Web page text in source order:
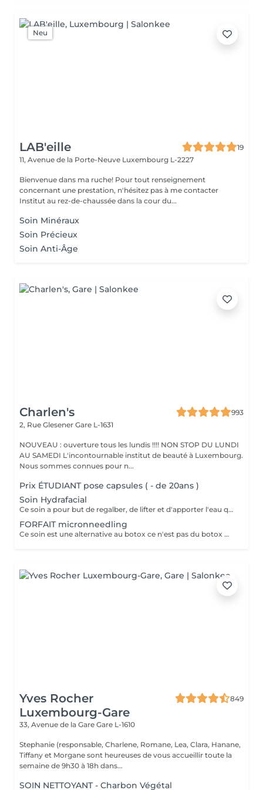
Neu
LAB'eille
19
11, Avenue de la Porte-Neuve Luxembourg L-2227
Bienvenue dans ma ruche! Pour tout renseignement
concernant une prestation, n'hésitez pas à me contacter
Institut au rez-de-chaussée dans la cour du...
Soin Minéraux
Soin Précieux
Soin Anti-Âge
Charlen's
993
2, Rue Glesener Gare L-1631
NOUVEAU : ouverture tous les lundis !!!! NON STOP DU LUNDI
AU SAMEDI L'incontournable institut de beauté à Luxembourg.
Nous sommes connues pour n...
Prix ÉTUDIANT pose capsules ( - de 20ans )
Soin Hydrafacial
Ce soin a pour but de regalber, de lifter et d'apporter l'eau que la peau a besoin ! Chez nous, Ce soin est combiné avec la dermabrasion pour avoir de vrais résultats ! Il dure 1h30 N'hésitez pas à nous demander conseil à l'institut nous sommes à votre disposition :)
FORFAIT micronneedling
Ce soin est une alternative au botox ce n'est pas du botox mais les résultats sont incroyable votre peau est véritablement lissée ! un substrat de la toxine botulique. Agissant sur la contraction des muscles du visage, c'est une alternative connue au BOTOX
Yves Rocher
Luxembourg-Gare
849
33, Avenue de la Gare Gare L-1610
Stephanie (responsable, Charlene, Romane, Lea, Clara, Hanane,
Tiffany et Morgane sont heureuses de vous accueillir toute la
semaine de 9h30 à 18h dans...
SOIN NETTOYANT - Charbon Végétal